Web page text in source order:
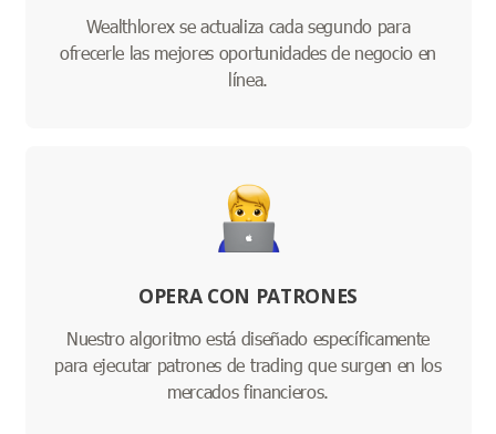
Wealthlorex se actualiza cada segundo para
ofrecerle las mejores oportunidades de negocio en
línea.
OPERA CON PATRONES
Nuestro algoritmo está diseñado específicamente
para ejecutar patrones de trading que surgen en los
mercados financieros.